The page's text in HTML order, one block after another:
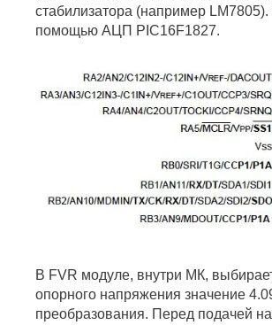
стабилизатора (например
помощью АЦП PIC16F1827.
В FVR модуле, внутри МК,
опорного напряжения значение
преобразования. Перед подачей